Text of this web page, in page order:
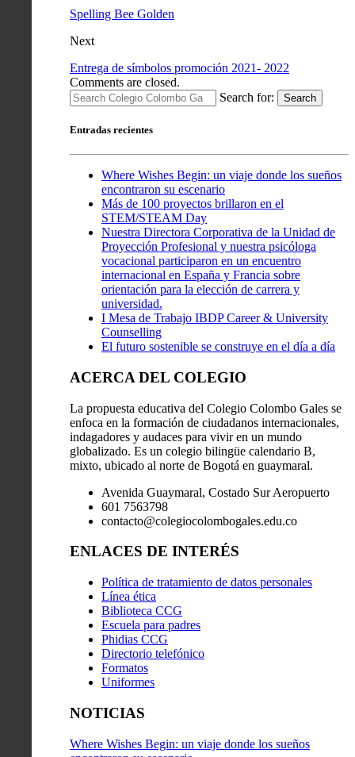
Spelling Bee Golden
Next
Entrega de símbolos promoción 2021- 2022
Comments are closed.
Search for:
Search
Entradas recientes
Where Wishes Begin: un viaje donde los sueños
encontraron su escenario
Más de 100 proyectos brillaron en el
STEM/STEAM Day
Nuestra Directora Corporativa de la Unidad de
Proyección Profesional y nuestra psicóloga
vocacional participaron en un encuentro
internacional en España y Francia sobre
orientación para la elección de carrera y
universidad.
I Mesa de Trabajo IBDP Career & University
Counselling
El futuro sostenible se construye en el día a día
ACERCA DEL COLEGIO
La propuesta educativa del Colegio Colombo Gales se
enfoca en la formación de ciudadanos internacionales,
indagadores y audaces para vivir en un mundo
globalizado. Es un colegio bilingüe calendario B,
mixto, ubicado al norte de Bogotá en guaymaral.
Avenida Guaymaral, Costado Sur Aeropuerto
601 7563798
contacto@colegiocolombogales.edu.co
ENLACES DE INTERÉS
Política de tratamiento de datos personales
Línea ética
Biblioteca CCG
Escuela para padres
Phidias CCG
Directorio telefónico
Formatos
Uniformes
NOTICIAS
Where Wishes Begin: un viaje donde los sueños